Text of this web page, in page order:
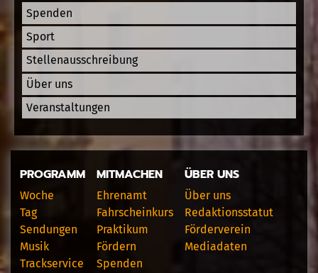
Spenden
Sport
Stellenausschreibung
Über uns
Veranstaltungen
PROGRAMM
Woche
Tag
Sendungen
Musik
Trackservice
MITMACHEN
Ehrenamt
Fahrscheinkurs
Praktikum
Fördern
Spenden
ÜBER UNS
Über uns
Redaktionsstatut
Förderverein
Mediadaten